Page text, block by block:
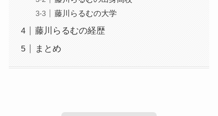
藤川らるむの大学
藤川らるむの経歴
まとめ